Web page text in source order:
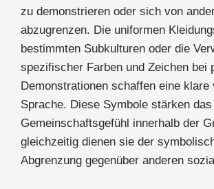
zu demonstrieren oder sich von
abzugrenzen. Die uniformen
bestimmten Subkulturen oder die
spezifischer Farben und Zeichen bei
Demonstrationen schaffen eine klare
Sprache. Diese Symbole stärken das
Gemeinschaftsgefühl innerhalb der
gleichzeitig dienen sie der
Abgrenzung gegenüber anderen